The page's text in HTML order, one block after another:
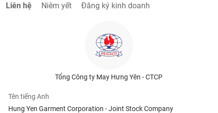
Liên hệ Niêm yết Đăng ký kinh doanh
Tổng Công ty May Hưng Yên - CTCP
Tên tiếng Anh
Hung Yen Garment Corporation - Joint Stock Company